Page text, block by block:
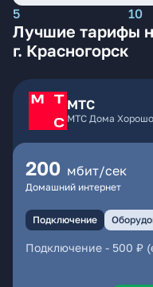
5 10
Лучшие тарифы
г. Красногорск
МТС
МТС Дома
200 мбит/сек
Домашний интернет
Подключение
Подключение - 500 ₽